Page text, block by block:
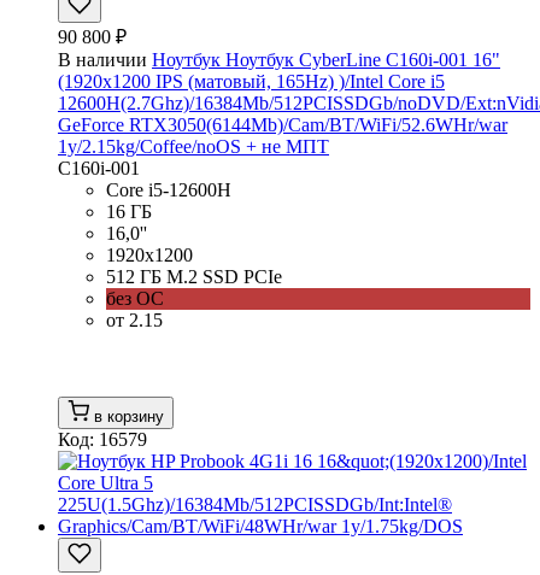
90 800 ₽
В наличии Ноутбук Ноутбук CyberLine C160i-001 16"
(1920x1200 IPS (матовый, 165Hz) )/Intel Core i5
12600H(2.7Ghz)/16384Mb/512PCISSDGb/noDVD/
GeForce RTX3050(6144Mb)/Cam/BT/WiFi/52.6WHr/war
1y/2.15kg/Coffee/noOS + не МПТ
C160i-001
Core i5-12600H
16 ГБ
16,0''
1920x1200
512 ГБ M.2 SSD PCIe
без ОС
от 2.15
в корзину
Код: 16579